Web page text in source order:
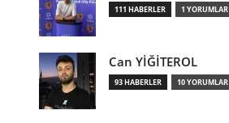
111 HABERLER 1 YORUMLAR
Can YİĞİTEROL
93 HABERLER 10 YORUMLAR